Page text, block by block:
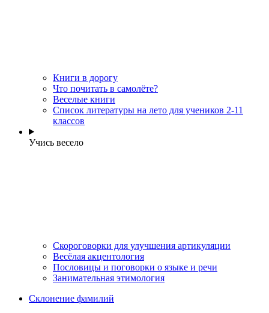
Книги в дорогу
Что почитать в самолёте?
Веселые книги
Cписок литературы на лето для учеников 2-11
классов
Учись весело
Скороговорки для улучшения артикуляции
Весёлая акцентология
Пословицы и поговорки о языке и речи
Занимательная этимология
Склонение фамилий